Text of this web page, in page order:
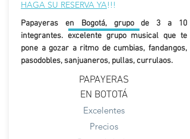
HAGA SU RESERVA YA!!!
VIDEOS
Papayeras en Bogotá, grupo de 3 a 10
integrantes. excelente grupo musical que te
pone a gozar a ritmo de cumbias, fandangos,
pasodobles, sanjuaneros, pullas, currulaos.
PAPAYERAS
EN BOTOTÁ
Excelentes
Precios